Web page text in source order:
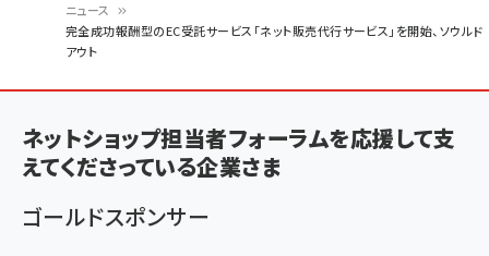
く
ず
ニュース
完全成功報酬型のEC受託サービス「ネット販売代行サービス」を開始、ソウルド
アウト
ネットショップ担当者フォーラムを応援して支
えてくださっている企業さま
ゴールドスポンサー